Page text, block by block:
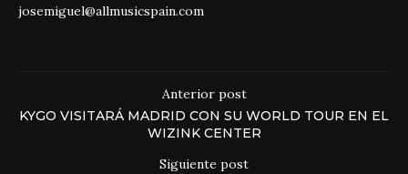
josemiguel@allmusicspain.com
Anterior post
KYGO VISITARÁ MADRID CON SU WORLD TOUR EN EL
WIZINK CENTER
Siguiente post